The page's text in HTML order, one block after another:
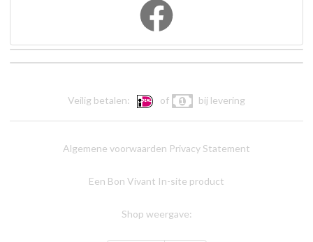
Veilig betalen: of bij levering
Algemene voorwaarden Privacy Statement
Een Bon Vivant In-site product
Shop weergave: